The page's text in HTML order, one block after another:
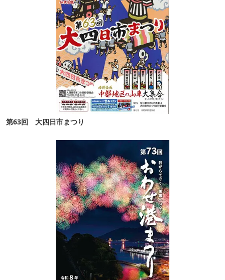
第63回 大四日市まつり